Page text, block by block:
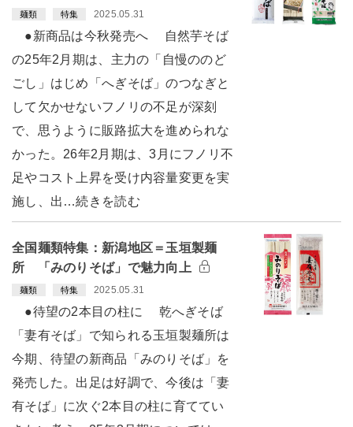
麺類 特集 2025.05.31
●新商品は今秋発売へ 自然芋そば
の25年2月期は、主力の「自慢ののど
ごし」はじめ「へぎそば」のつなぎと
して欠かせないフノリの不足が深刻
で、思うように販路拡大を進められな
かった。26年2月期は、3月にフノリ不
足やコスト上昇を受け内容量変更を実
施し、出…続きを読む
全国麺類特集：新潟地区＝玉垣製麺
所 「みのりそば」で魅力向上
麺類 特集 2025.05.31
●待望の2本目の柱に 乾へぎそば
「妻有そば」で知られる玉垣製麺所は
今期、待望の新商品「みのりそば」を
発売した。出足は好調で、今後は「妻
有そば」に次ぐ2本目の柱に育ててい